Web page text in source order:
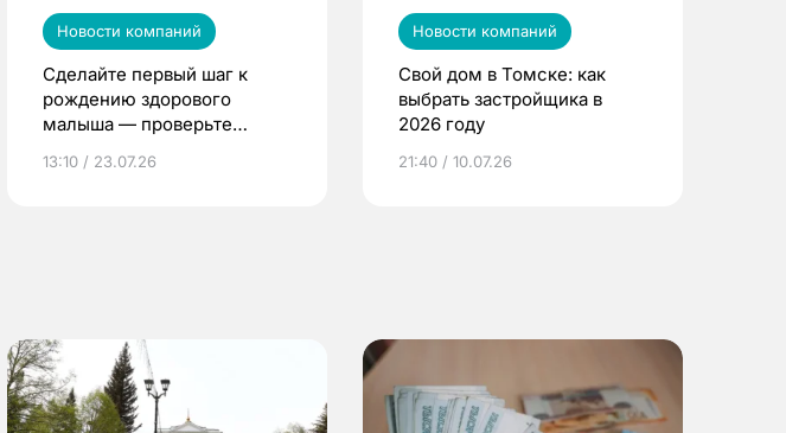
Новости компаний
Сделайте первый шаг к
рождению здорового
малыша — проверьте
по ОМС!
13:10 / 23.07.26
Новости компаний
Свой дом в Томске: как
выбрать застройщика в
2026 году
21:40 / 10.07.26